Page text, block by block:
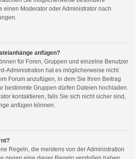
einen Moderator oder Administrator nach
anfügen?
für Foren, Gruppen und einzelne Benutzer
Administration hat es möglicherweise nicht
Forum anzufügen, in dem Sie Ihren Beitrag
bestimmte Gruppen dürfen Dateien hochladen.
kontaktieren, falls Sie sich nicht sicher sind,
anfügen können.
Regeln, die meistens von der Administration